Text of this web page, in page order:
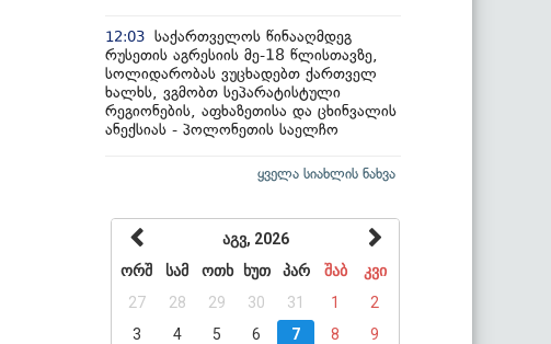
12:03 საქართველოს წინააღმდეგ
რუსეთის აგრესიის მე-18 წლისთავზე,
სოლიდარობას ვუცხადებთ ქართველ
ხალხს, ვგმობთ სეპარატისტული
რეგიონების, აფხაზეთისა და ცხინვალის
ანექსიას - პოლონეთის საელჩო
ყველა სიახლის ნახვა
აგვ, 2026
ორშ
სამ ოთხ ხუთ პარ შაბ
კვი
27
28 29 30 31 1
2
3
4 5 6 7 8
9